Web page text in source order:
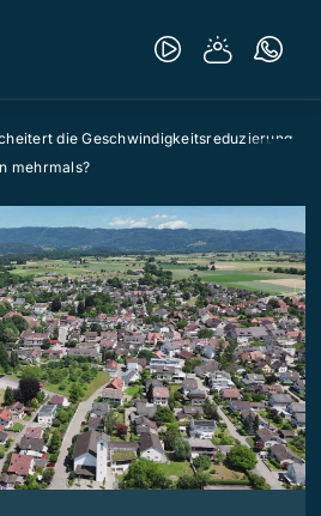
die Geschwindigkeitsreduzierung
mehrmals?